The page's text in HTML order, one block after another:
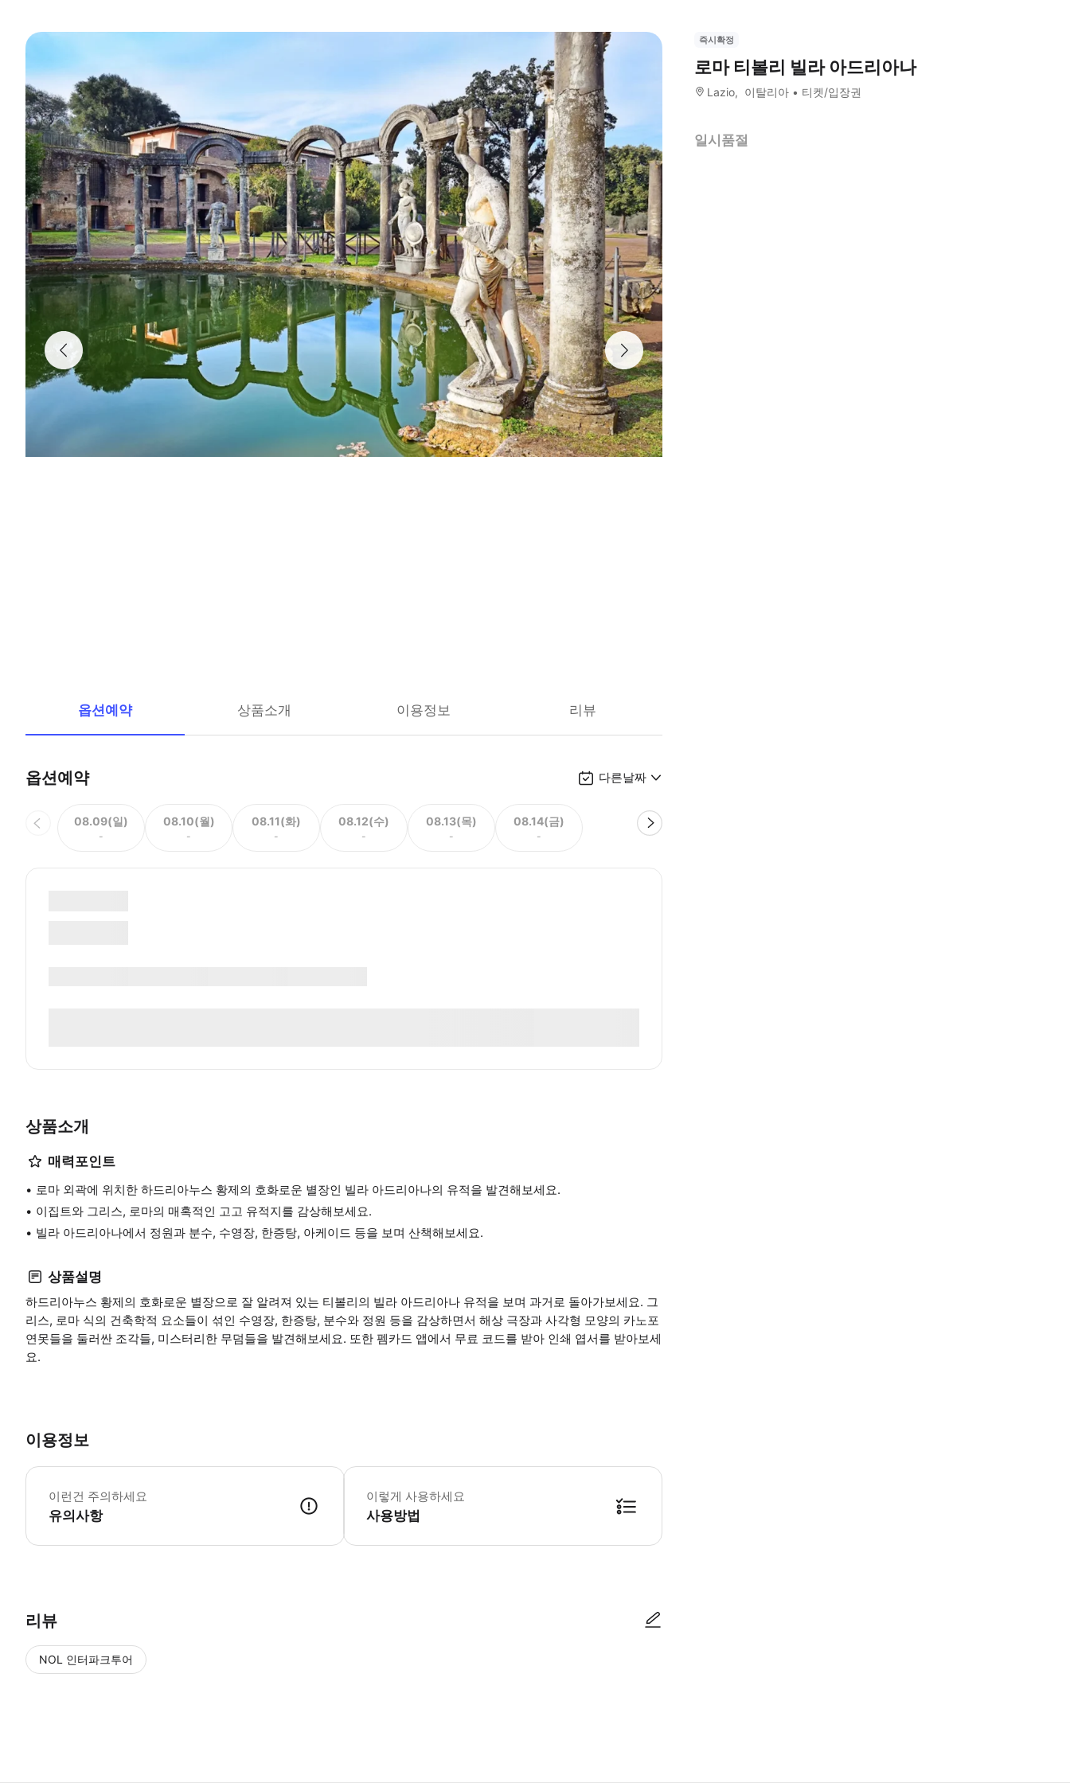
옵션예약 상품소개 이용정보 리뷰
옵션예약 다른날짜
08.09(일)
-
08.10(월)
-
08.11(화)
-
08.12(수)
-
08.13(목)
-
08.14(금)
-
상품소개
매력포인트
로마 외곽에 위치한 하드리아누스 황제의 호화로운 별장인 빌라 아드리아나의 유적을 발견해보세요.
이집트와 그리스, 로마의 매혹적인 고고 유적지를 감상해보세요.
빌라 아드리아나에서 정원과 분수, 수영장, 한증탕, 아케이드 등을 보며 산책해보세요.
상품설명
하드리아누스 황제의 호화로운 별장으로 잘 알려져 있는 티볼리의 빌라 아드리아나 유적을 보며 과거로 돌아가보세요. 그
리스, 로마 식의 건축학적 요소들이 섞인 수영장, 한증탕, 분수와 정원 등을 감상하면서 해상 극장과 사각형 모양의 카노포
연못들을 둘러싼 조각들, 미스터리한 무덤들을 발견해보세요. 또한 펨카드 앱에서 무료 코드를 받아 인쇄 엽서를 받아보세
요.
이용정보
이런건 주의하세요
유의사항
어린이 규정 -18세 미만 어린이는 무료입니다. (*펨카드 앱으로 무료 입장 코드를 받을 수 없습니다) 필수 안내 -매달 첫 번째 일요일에는 입장권이 무료입
이렇게 사용하세요
사용방법
리뷰
NOL 인터파크투어
즉시확정
로마 티볼리 빌라 아드리아나
Lazio 이탈리아 티켓/입장권
일시품절